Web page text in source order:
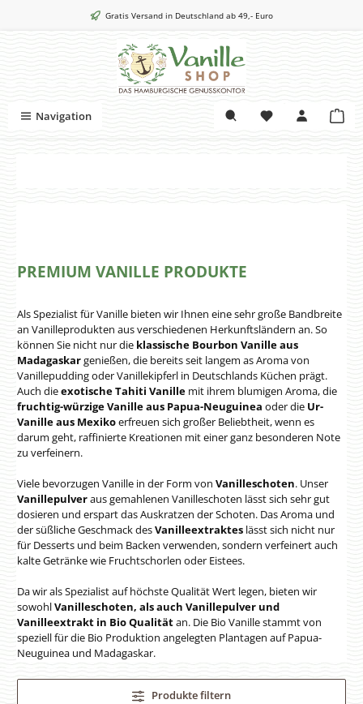
Zum Hauptinhalt springenGratis Versand in Deutschland ab 49,- Euro
Navigation
PREMIUM VANILLE PRODUKTE
Als Spezialist für Vanille bieten wir Ihnen eine sehr große Bandbreite
an Vanilleprodukten aus verschiedenen Herkunftsländern an. So
können Sie nicht nur die klassische Bourbon Vanille aus
Madagaskargenießen, die bereits seit langem as Aroma von
Vanillepudding oder Vanillekipferl in Deutschlands Küchen prägt.
Auch dieexotische Tahiti Vanille mit ihrem blumigen Aroma, die
fruchtig-würzige Vanille aus Papua-Neuguinea oder die Ur-
Vanille aus Mexikoerfreuen sich großer Beliebtheit, wenn es
darum geht, raffinierte Kreationen mit einer ganz besonderen Note
zu verfeinern.
Viele bevorzugen Vanille in der Form von Vanilleschoten. Unser
Vanillepulveraus gemahlenen Vanilleschoten lässt sich sehr gut
dosieren und erspart das Auskratzen der Schoten. Das Aroma und
der süßliche Geschmack desVanilleextraktes lässt sich nicht nur
für Desserts und beim Backen verwenden, sondern verfeinert auch
kalte Getränke wie Fruchtschorlen oder Eistees.
Da wir als Spezialist auf höchste Qualität Wert legen, bieten wir
sowohlVanilleschoten, als auch Vanillepulver und
Vanilleextrakt in Bio Qualitätan. Die Bio Vanille stammt von
speziell für die Bio Produktion angelegten Plantagen auf Papua-
Neuguinea und Madagaskar.
Produkte filtern